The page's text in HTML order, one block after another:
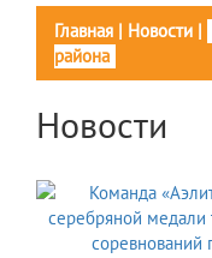
Главная | Новости |
района
Новости